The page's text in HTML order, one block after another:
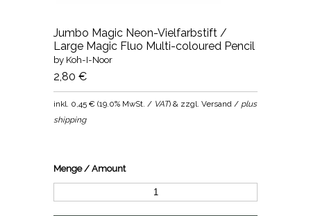
Jumbo Magic Neon-Vielfarbstift /
Large Magic Fluo Multi-coloured Pencil
by Koh-I-Noor
2,80 €
inkl. 0,45 € (19.0% MwSt. / VAT) & zzgl. Versand / plus
shipping
Menge / Amount